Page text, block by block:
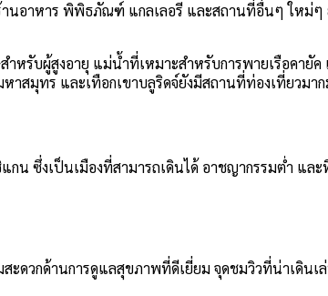
อาหาร พิพิธภัณฑ์ แกลเลอรี และสถานที่อื่นๆ ใหม่ๆ
รับผู้สูงอายุ แม่น้ำที่เหมาะสำหรับการพายเรือคายั
าสมุทร และเทือกเขาบลูริดจ์ยังมีสถานที่ท่องเที่ยวมา
น ซึ่งเป็นเมืองที่สามารถเดินได้ อาชญากรรมต่ำ และ
ะดวกด้านการดูแลสุขภาพที่ดีเยี่ยม จุดชมวิวที่น่าเดิน